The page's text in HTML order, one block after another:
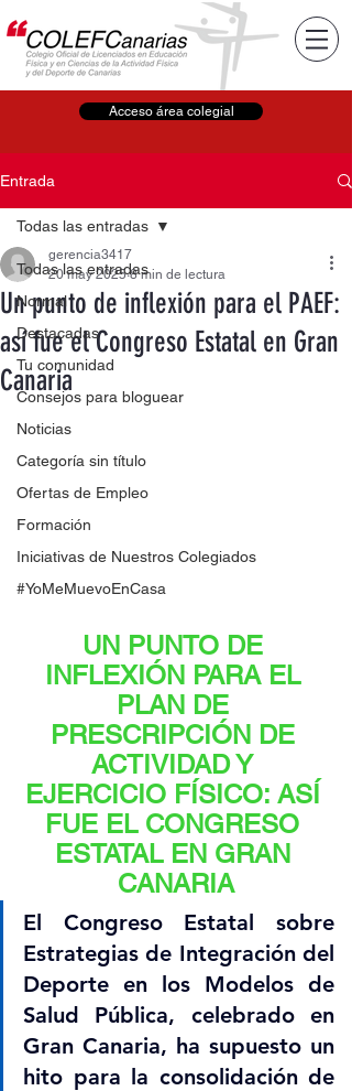
Acceso área colegial
Entrada
Todas las entradas
Normal
Destacadas
Tu comunidad
Consejos para bloguear
Noticias
Categoría sin título
Ofertas de Empleo
Formación
Iniciativas de Nuestros Colegiados
#YoMeMuevoEnCasa
Todas las entradas
Un punto de inflexión para el PAEF:
así fue el Congreso Estatal en Gran
Canaria
gerencia3417
20 may 2025 8 min de lectura
UN PUNTO DE
INFLEXIÓN PARA EL
PLAN DE
PRESCRIPCIÓN DE
ACTIVIDAD Y
EJERCICIO FÍSICO: ASÍ
FUE EL CONGRESO
ESTATAL EN GRAN
CANARIA
El Congreso Estatal sobre
Estrategias de Integración del
Deporte en los Modelos de
Salud Pública, celebrado en
Gran Canaria, ha supuesto un
hito para la consolidación de